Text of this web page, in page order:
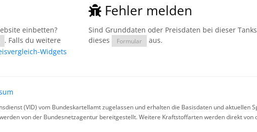
einbetten?
. Falls du weitere
Widgets
Fehler melden
Sind Grunddaten oder Preisdaten bei dieser
dieses
Formular aus.
(VID) vom Bundeskartellamt zugelassen und erhalten die Basisdaten und aktuellen
von der Bundesnetzagentur bereitgestellt. Weitere Kraftstoffarten werden direkt von